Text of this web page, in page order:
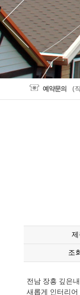
예약문의 (
제
조
전남 장흥 깊은
새롭게 인터리